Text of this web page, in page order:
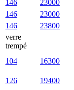
146
23000
146
23000
146
23800
verre
trempé
104
16300
126 19400